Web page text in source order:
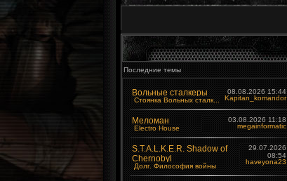
Последние темы
Вольные сталкеры
Стоянка Вольных сталк...
08.08.2026 15:44
Kapitan_komandor
Меломан
Electro House
03.08.2026 11:18
megainformatic
S.T.A.L.K.E.R. Shadow of
Chernobyl
Долг. Философия войны
29.07.2026
08:54
haveyona23